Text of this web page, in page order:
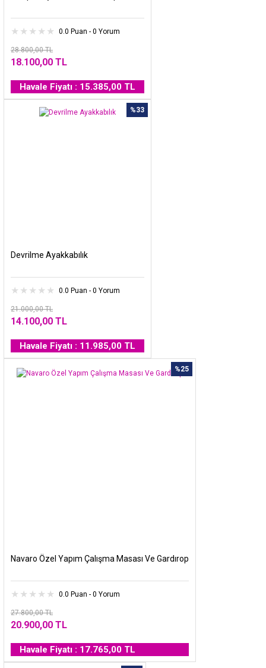
0.0 Puan - 0 Yorum
28.800,00 TL
18.100,00 TL
Havale Fiyatı : 15.385,00 TL
%33
Devrilme Ayakkabılık
0.0 Puan - 0 Yorum
21.000,00 TL
14.100,00 TL
Havale Fiyatı : 11.985,00 TL
%25
Navaro Özel Yapım Çalışma Masası Ve Gardırop
0.0 Puan - 0 Yorum
27.800,00 TL
20.900,00 TL
Havale Fiyatı : 17.765,00 TL